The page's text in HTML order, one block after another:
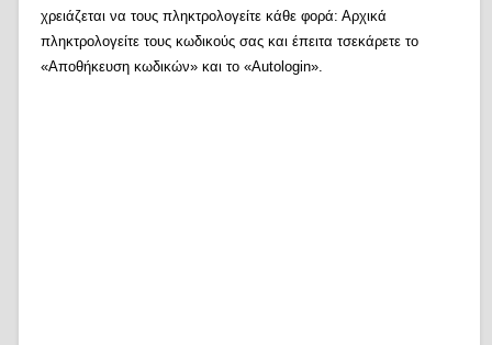
χρειάζεται να τους πληκτρολογείτε κάθε φορά: Αρχικά
πληκτρολογείτε τους κωδικούς σας και έπειτα τσεκάρετε το
«Αποθήκευση κωδικών» και το «Autologin».